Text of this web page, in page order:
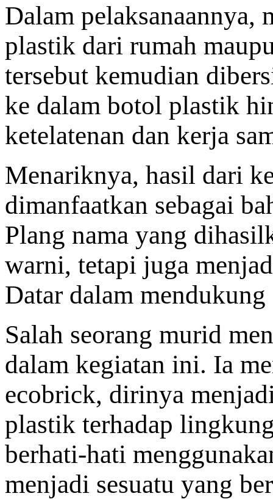
Dalam pelaksanaannya,
plastik dari rumah
tersebut kemudian
ke dalam botol plastik
ketelatenan dan kerja
Menariknya, hasil dari
dimanfaatkan sebagai
Plang nama yang
warni, tetapi juga
Datar dalam
Salah seorang murid
dalam kegiatan ini. Ia
ecobrick, dirinya
plastik terhadap
berhati-hati
menjadi sesuatu yang